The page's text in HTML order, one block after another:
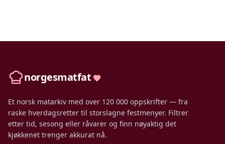
norgesmatfat
Et norsk matarkiv med over 120 000 oppskrifter — fra
raske hverdagsretter til storslagne festmenyer. Filtrer
etter tid, sesong eller råvarer og finn nøyaktig det
kjøkkenet trenger akkurat nå.